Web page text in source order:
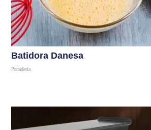
Batidora Danesa
Panadería